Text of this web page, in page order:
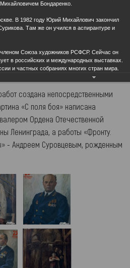
Отечественной войне Ленинский
выставку «Война. Солдат.
героическому подвигу
создана непосредственными
«С поля боя» написана
Ордена Отечественной
Ленинграда, а работы «Фронту.
- Андреем Суровцевым, рожденным
Бондаренко.
В 1982 году Юрий Михайлович закончил
Там же он учился в аспирантуре и
Союза художников РСФСР. Сейчас он
в российских и международных выставках.
и частных собраниях многих стран мира.